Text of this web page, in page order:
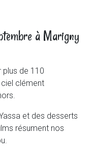
à Marigny
plus de 110
clément
et des desserts
résument nos